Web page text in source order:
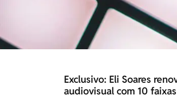
Exclusivo: Eli Soares
audiovisual com 10